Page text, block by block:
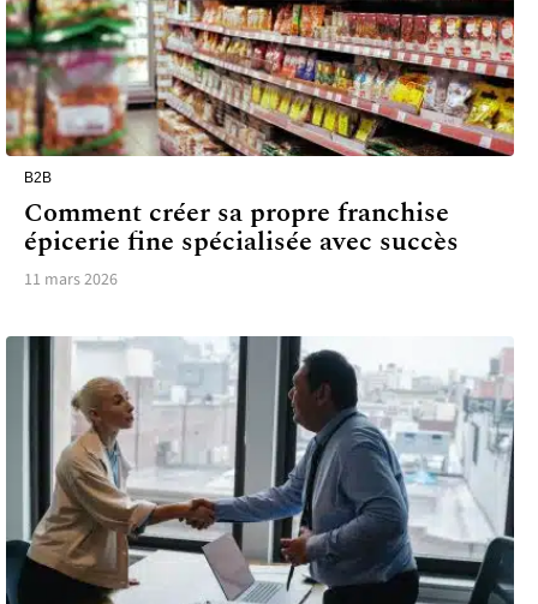
B2B
Comment créer sa propre franchise
épicerie fine spécialisée avec succès
11 mars 2026